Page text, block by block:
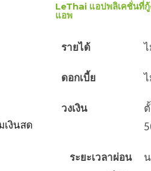
เงินสด
LeThai แอปพลิเคชั่นที่กู้
แอพ
รายได้
ดอกเบี้ย
วงเงิน
ระยะเวลาผ่อน